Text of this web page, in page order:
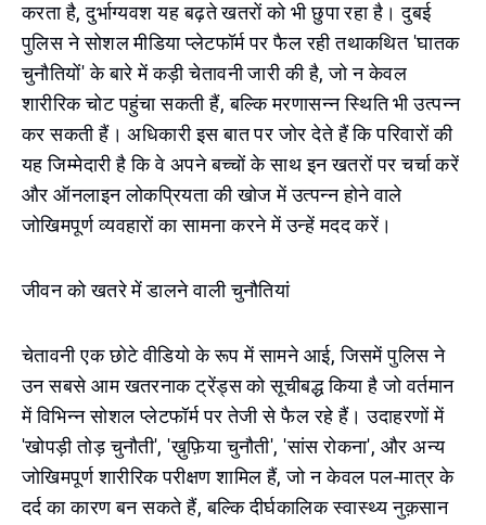
करता है, दुर्भाग्यवश यह बढ़ते खतरों को भी छुपा रहा है। दुबई
पुलिस ने सोशल मीडिया प्लेटफॉर्म पर फैल रही तथाकथित 'घातक
चुनौतियों' के बारे में कड़ी चेतावनी जारी की है, जो न केवल
शारीरिक चोट पहुंचा सकती हैं, बल्कि मरणासन्न स्थिति भी उत्पन्न
कर सकती हैं। अधिकारी इस बात पर जोर देते हैं कि परिवारों की
यह जिम्मेदारी है कि वे अपने बच्चों के साथ इन खतरों पर चर्चा करें
और ऑनलाइन लोकप्रियता की खोज में उत्पन्न होने वाले
जोखिमपूर्ण व्यवहारों का सामना करने में उन्हें मदद करें।
जीवन को खतरे में डालने वाली चुनौतियां
चेतावनी एक छोटे वीडियो के रूप में सामने आई, जिसमें पुलिस ने
उन सबसे आम खतरनाक ट्रेंड्स को सूचीबद्ध किया है जो वर्तमान
में विभिन्न सोशल प्लेटफॉर्म पर तेजी से फैल रहे हैं। उदाहरणों में
'खोपड़ी तोड़ चुनौती', 'ख़ुफ़िया चुनौती', 'सांस रोकना', और अन्य
जोखिमपूर्ण शारीरिक परीक्षण शामिल हैं, जो न केवल पल-मात्र के
दर्द का कारण बन सकते हैं, बल्कि दीर्घकालिक स्वास्थ्य नुक़सान